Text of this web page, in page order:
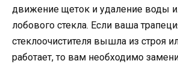
движение щеток и удаление воды
лобового стекла. Если ваша
стеклоочистителя вышла из строя
работает, то вам необходимо